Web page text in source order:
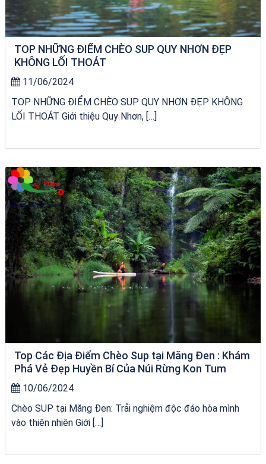
TOP NHỮNG ĐIỂM CHÈO SUP QUY NHƠN ĐẸP
KHÔNG LỐI THOÁT
11/06/2024
TOP NHỮNG ĐIỂM CHÈO SUP QUY NHƠN ĐẸP KHÔNG
LỐI THOÁT Giới thiệu Quy Nhơn, […]
Khách sạn Alicia Phú Yên
Top Các Địa Điểm Chèo Sup tại Măng Đen : Khám
Phá Vẻ Đẹp Huyền Bí Của Núi Rừng Kon Tum
10/06/2024
Chèo SUP tại Măng Đen: Trải nghiệm độc đáo hòa mình
vào thiên nhiên Giới […]